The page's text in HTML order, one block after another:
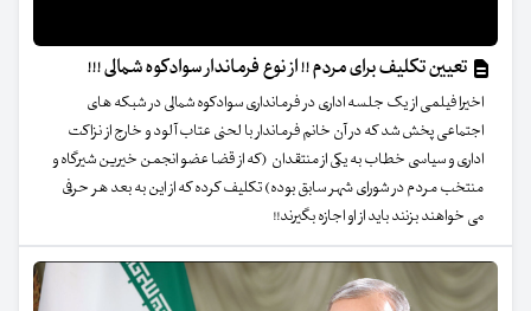
تعیین تکلیف برای مردم !! از نوع فرماندار سوادکوه شمالی !!!
اخیرا فیلمی از یک جلسه اداری در فرمانداری سوادکوه شمالی در شبکه های
اجتماعی پخش شد که در آن خانم فرماندار با لحنی عتاب آلود و خارج از نزاکت
اداری و سیاسی خطاب به یکی از منتقدان (که از قضا عضو انجمن خیرین شیرگاه و
منتخب مردم در شورای شهر سابق بوده) تکلیف کرده که از این به بعد هر حرفی
می خواهند بزنند باید از او اجازه بگیرند!!